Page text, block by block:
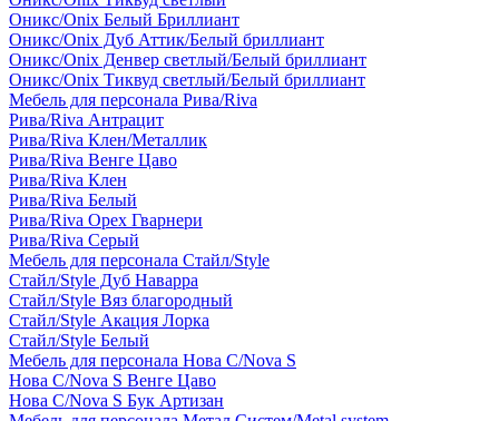
Оникс/Onix Белый Бриллиант
Оникс/Onix Дуб Аттик/Белый бриллиант
Оникс/Onix Денвер светлый/Белый бриллиант
Оникс/Onix Тиквуд светлый/Белый бриллиант
Мебель для персонала Рива/Riva
Рива/Riva Антрацит
Рива/Riva Клен/Металлик
Рива/Riva Венге Цаво
Рива/Riva Клен
Рива/Riva Белый
Рива/Riva Орех Гварнери
Рива/Riva Серый
Мебель для персонала Стайл/Style
Стайл/Style Дуб Наварра
Стайл/Style Вяз благородный
Стайл/Style Акация Лорка
Стайл/Style Белый
Мебель для персонала Нова С/Nova S
Нова С/Nova S Венге Цаво
Нова С/Nova S Бук Артизан